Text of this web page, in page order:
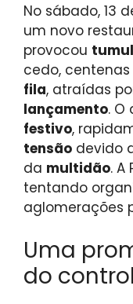
No sábado, 13
um novo
provocou
cedo,
fila, atraídas
lançamento. O
festivo,
tensão devido
da multidão. A
tentando
aglomerações
Uma
do